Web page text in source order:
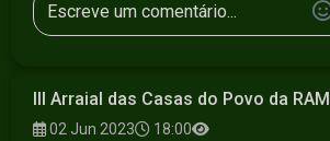
III Arraial das Casas do Povo da RAM
02 Jun 2023 18:00